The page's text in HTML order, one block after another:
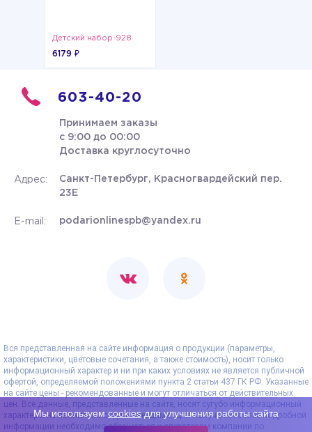
Детский набор-928
6179 ₽
603-40-20
Принимаем заказы
с 9:00 до 00:00
Доставка круглосуточно
Адрес:
Санкт-Петербург, Красногвардейский пер.
23Е
E-mail: podarionlinespb@yandex.ru
Вся представленная на сайте информация о продукции (параметры,
характеристики, цветовые сочетания, а также стоимость), носит только
информационный характер и ни при каких условиях не является публичной
офертой, определяемой положениями пункта 2 статьи 437 ГК РФ. Указанные
на сайте цены - рекомендованные и могут отличаться от действительных
цен. Все данные, представленные на сайте, носят сугубо информационный
характер и не являются исчерпывающими. Для получения более подробной
информации необходимо обращаться к операторам компании по
Мы используемcookiesдля улучшения работы сайта